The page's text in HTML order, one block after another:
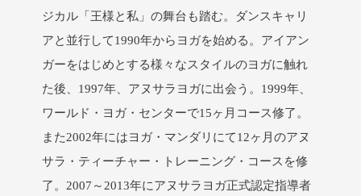
ジカル「王様と私」の舞台も踏む。ダンスキャリ
アと並行して1990年からヨガを始める。アイアン
ガーをはじめとする様々なスタイルのヨガに触れ
た後、1997年、アヌサラヨガに出会う。1999年、
ワールド・ヨガ・センターで15ヶ月コース修了。
また2002年にはヨガ・マンダリにて12ヶ月のアヌ
サラ・ティーチャー・トレーニング・コースを修
了。2007～2013年にアヌサラヨガ正式認定指導者